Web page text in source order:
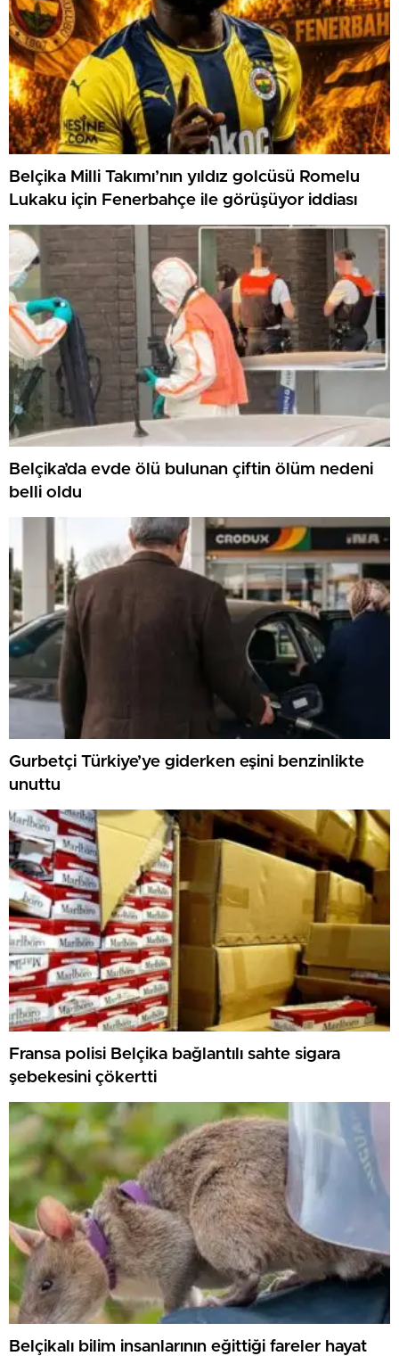
Belçika Milli Takımı’nın yıldız golcüsü Romelu
Lukaku için Fenerbahçe ile görüşüyor iddiası
Belçika’da evde ölü bulunan çiftin ölüm nedeni
belli oldu
Gurbetçi Türkiye’ye giderken eşini benzinlikte
unuttu
Fransa polisi Belçika bağlantılı sahte sigara
şebekesini çökertti
Belçikalı bilim insanlarının eğittiği fareler hayat